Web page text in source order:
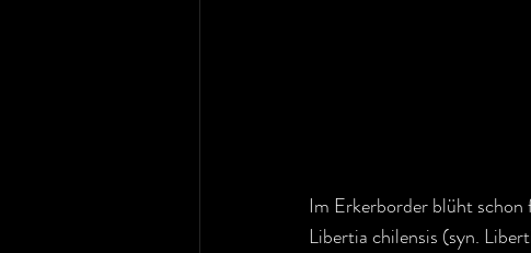
Im Erkerborder blüht schon
Libertia chilensis (syn.